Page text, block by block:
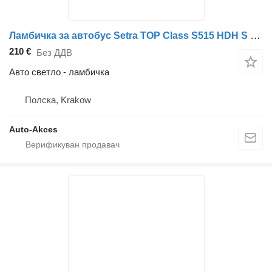
Ламбичка за автобус Setra TOP Class S515 HDH S 516 HDH S 5
210 € Без ДДВ
Авто светло - ламбичка
Полска, Krakow
Auto-Akces